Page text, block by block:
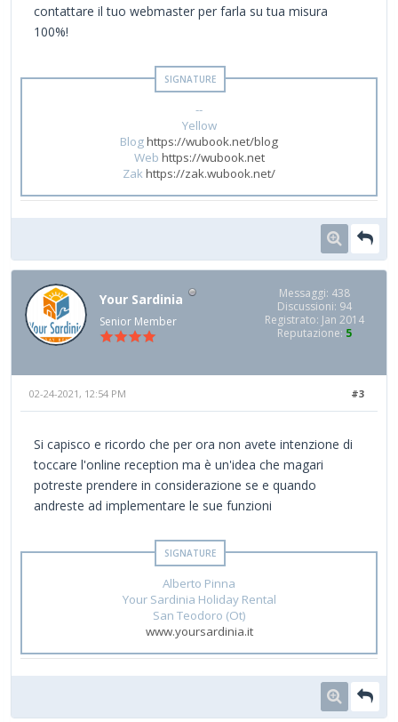
contattare il tuo webmaster per farla su tua misura
100%!
--
Yellow
Bloghttps://wubook.net/blog
Web https://wubook.net
Zakhttps://zak.wubook.net/
Your Sardinia
Senior Member
Messaggi: 438
Discussioni: 94
Registrato: Jan 2014
Reputazione: 5
#3
02-24-2021, 12:54 PM
Si capisco e ricordo che per ora non avete intenzione di
toccare l'online reception ma è un'idea che magari
potreste prendere in considerazione se e quando
andreste ad implementare le sue funzioni
Alberto Pinna
Your Sardinia Holiday Rental
San Teodoro (Ot)
www.yoursardinia.it